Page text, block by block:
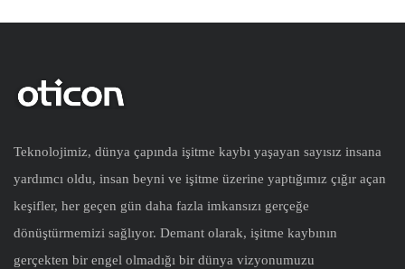
Teknolojimiz, dünya çapında işitme kaybı yaşayan sayısız insana
yardımcı oldu, insan beyni ve işitme üzerine yaptığımız çığır açan
keşifler, her geçen gün daha fazla imkansızı gerçeğe
dönüştürmemizi sağlıyor. Demant olarak, işitme kaybının
gerçekten bir engel olmadığı bir dünya vizyonumuzu